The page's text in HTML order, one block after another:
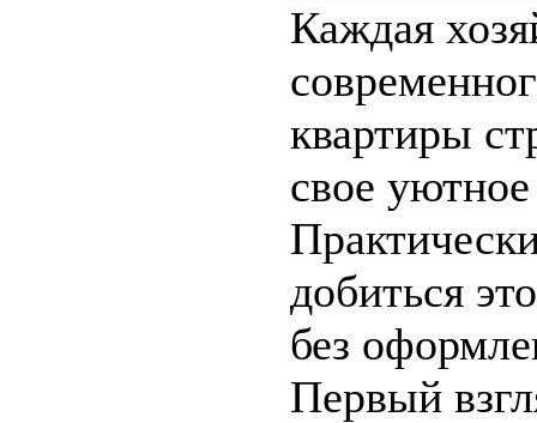
Каждая
квартиры
свое
добиться
без
Первый